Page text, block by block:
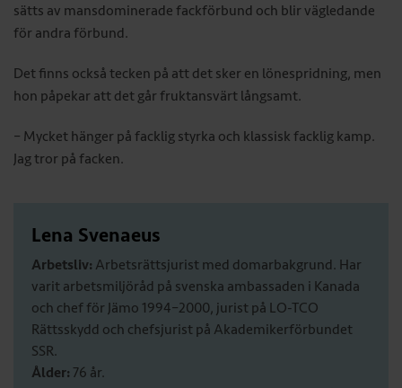
sätts av mansdominerade fackförbund och blir vägledande
för andra förbund.
Det finns också tecken på att det sker en lönespridning, men
hon påpekar att det går fruktansvärt långsamt.
– Mycket hänger på facklig styrka och klassisk facklig kamp.
Jag tror på facken.
Lena Svenaeus
Arbetsliv: Arbetsrättsjurist med domarbakgrund. Har
varit arbetsmiljöråd på svenska ambassaden i Kanada
och chef för Jämo 1994–2000, jurist på LO-TCO
Rättsskydd och chefsjurist på Akademikerförbundet
SSR.
Ålder: 76 år.